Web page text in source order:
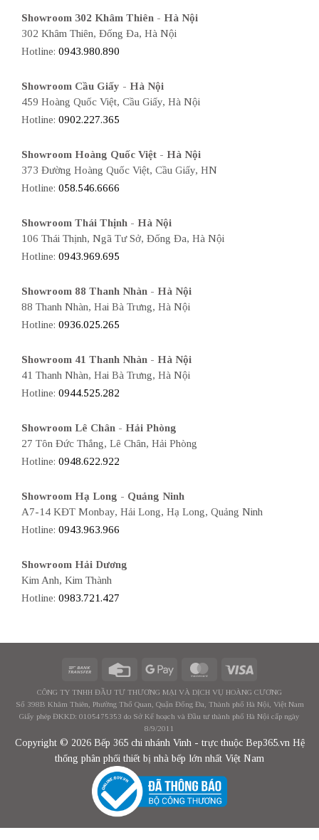
Showroom 302 Khâm Thiên - Hà Nội
302 Khâm Thiên, Đống Đa, Hà Nội
Hotline: 0943.980.890
Showroom Cầu Giấy - Hà Nội
459 Hoàng Quốc Việt, Cầu Giấy, Hà Nội
Hotline: 0902.227.365
Showroom Hoàng Quốc Việt - Hà Nội
373 Đường Hoàng Quốc Việt, Cầu Giấy, HN
Hotline: 058.546.6666
Showroom Thái Thịnh - Hà Nội
106 Thái Thịnh, Ngã Tư Sở, Đống Đa, Hà Nội
Hotline: 0943.969.695
Showroom 88 Thanh Nhàn - Hà Nội
88 Thanh Nhàn, Hai Bà Trưng, Hà Nội
Hotline: 0936.025.265
Showroom 41 Thanh Nhàn - Hà Nội
41 Thanh Nhàn, Hai Bà Trưng, Hà Nội
Hotline: 0944.525.282
Showroom Lê Chân - Hải Phòng
27 Tôn Đức Thắng, Lê Chân, Hải Phòng
Hotline: 0948.622.922
Showroom Hạ Long - Quảng Ninh
A7-14 KĐT Monbay, Hải Long, Hạ Long, Quảng Ninh
Hotline: 0943.963.966
Showroom Hải Dương
Kim Anh, Kim Thành
Hotline: 0983.721.427
CÔNG TY TNHH ĐẦU TƯ THƯƠNG MẠI VÀ DỊCH VỤ HOÀNG CƯƠNG
Số 398B Khâm Thiên, Phường Thổ Quan, Quận Đống Đa, Thành phố Hà Nội, Việt Nam
Giấy phép ĐKKD: 0105475353 do Sở Kế hoạch và Đầu tư thành phố Hà Nội cấp ngày
8/9/2011
Copyright © 2026 Bếp 365 chi nhánh Vinh - trực thuộc Bep365.vn Hệ
thống phân phối thiết bị nhà bếp lớn nhất Việt Nam